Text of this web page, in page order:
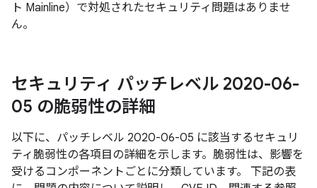
ト Mainline）で対処されたセキュリティ問題はありませ
ん。
セキュリティ パッチレベル 2020-06-
05 の脆弱性の詳細
以下に、パッチレベル 2020-06-05 に該当するセキュリ
ティ脆弱性の各項目の詳細を示します。脆弱性は、影響を
受けるコンポーネントごとに分類しています。 下記の表